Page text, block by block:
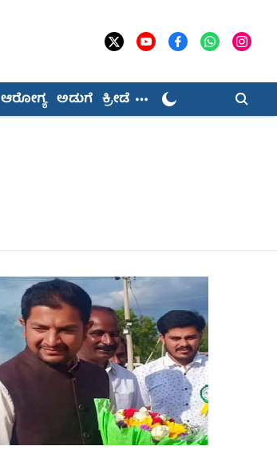
ಆರೋಗ್ಯ ಅಡುಗೆ ಕ್ರೀಡೆ